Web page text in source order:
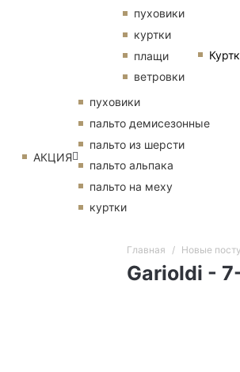
пуховики
куртки
плащи
ветровки
АКЦИЯ
пуховики
пальто демисезонные
пальто из шерсти
пальто альпака
пальто на меху
куртки
Главная Новые
Garioldi -